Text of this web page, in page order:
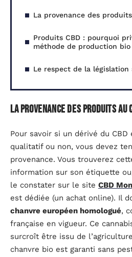
La provenance des
Produits CBD : pourquoi
méthode de production bio
Le respect de la législation
La provenance des produits au
Pour savoir si un dérivé du CBD
qualitatif ou non, vous devez
provenance. Vous trouverez
information sur son étiquette
le constater sur le site CBD
est dédiée (un achat online). Il
chanvre européen homologué,
française en vigueur. Ce
surcroît être issu de
chanvre bio est garanti sans